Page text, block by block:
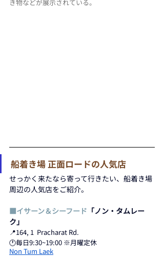
き物などが展示されている。
船着き場 正面ロードの人気店
せっかく来たなら寄って行きたい、船着き場
周辺の人気店をご紹介。
■イサーン＆シーフード 「ノン・タムレー
ク」
📍164, 1  Pracharat Rd.
🕐毎日9:30~19:00 ※月曜定休
Non Tum Laek